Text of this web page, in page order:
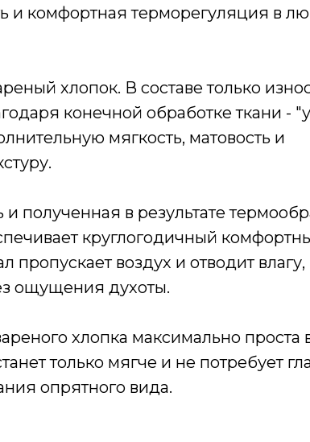
и комфортная терморегуляция в
хлопок. В составе только
конечной обработке ткани -
мягкость, матовость и
полученная в результате
круглогодичный
пропускает воздух и отводит
ощущения духоты.
хлопка максимально проста
только мягче и не потребует
опрятного вида.